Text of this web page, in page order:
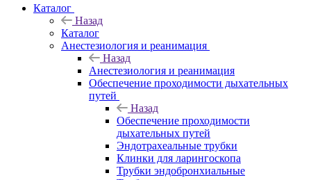
Каталог
Назад
Каталог
Анестезиология и реанимация
Назад
Анестезиология и реанимация
Обеспечение проходимости дыхательных
путей
Назад
Обеспечение проходимости
дыхательных путей
Эндотрахеальные трубки
Клинки для ларингоскопа
Трубки эндобронхиальные